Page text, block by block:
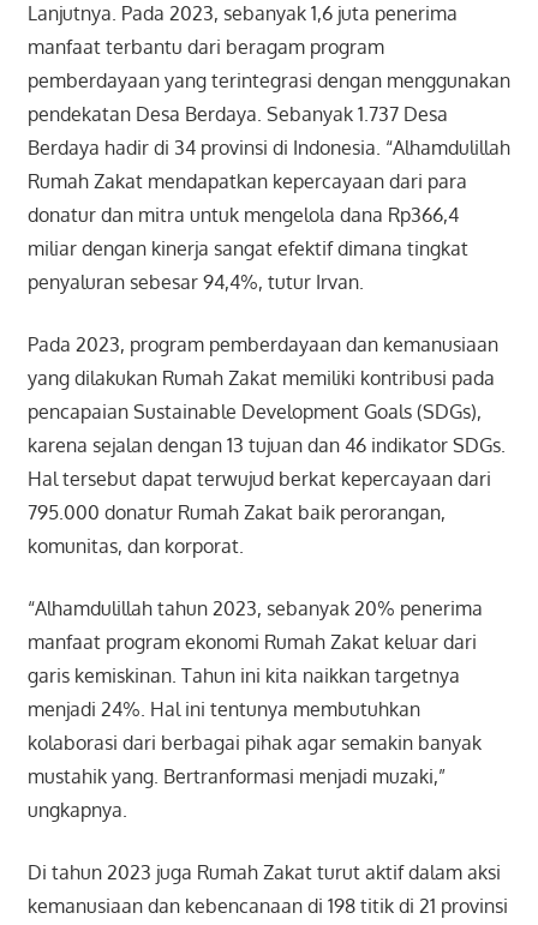
Lanjutnya. Pada 2023, sebanyak 1,6 juta penerima
manfaat terbantu dari beragam program
pemberdayaan yang terintegrasi dengan menggunakan
pendekatan Desa Berdaya. Sebanyak 1.737 Desa
Berdaya hadir di 34 provinsi di Indonesia. “Alhamdulillah
Rumah Zakat mendapatkan kepercayaan dari para
donatur dan mitra untuk mengelola dana Rp366,4
miliar dengan kinerja sangat efektif dimana tingkat
penyaluran sebesar 94,4%, tutur Irvan.
Pada 2023, program pemberdayaan dan kemanusiaan
yang dilakukan Rumah Zakat memiliki kontribusi pada
pencapaian Sustainable Development Goals (SDGs),
karena sejalan dengan 13 tujuan dan 46 indikator SDGs.
Hal tersebut dapat terwujud berkat kepercayaan dari
795.000 donatur Rumah Zakat baik perorangan,
komunitas, dan korporat.
“Alhamdulillah tahun 2023, sebanyak 20% penerima
manfaat program ekonomi Rumah Zakat keluar dari
garis kemiskinan. Tahun ini kita naikkan targetnya
menjadi 24%. Hal ini tentunya membutuhkan
kolaborasi dari berbagai pihak agar semakin banyak
mustahik yang. Bertranformasi menjadi muzaki,”
ungkapnya.
Di tahun 2023 juga Rumah Zakat turut aktif dalam aksi
kemanusiaan dan kebencanaan di 198 titik di 21 provinsi